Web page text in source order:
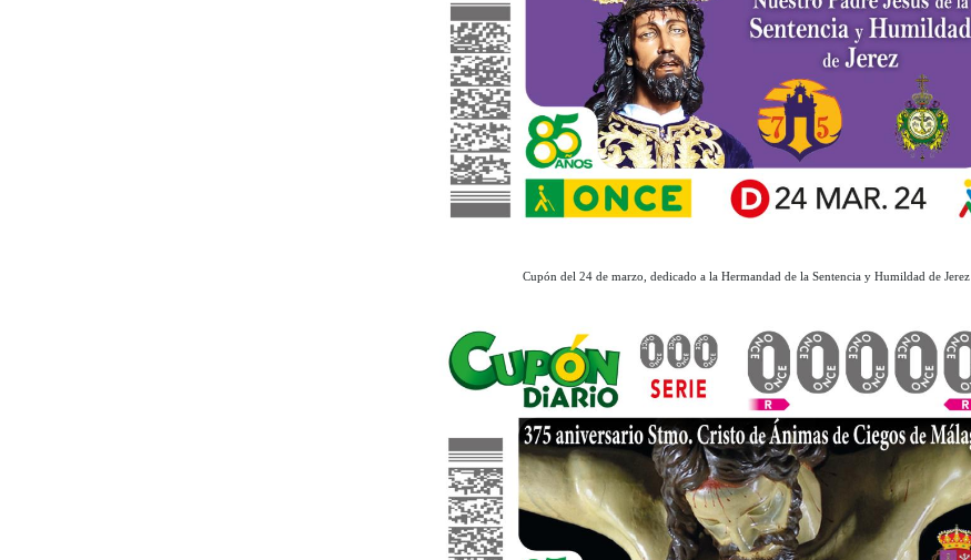
Cupón del 24 de marzo, dedicado a la Hermandad de la Sentencia y Humildad de Jerez